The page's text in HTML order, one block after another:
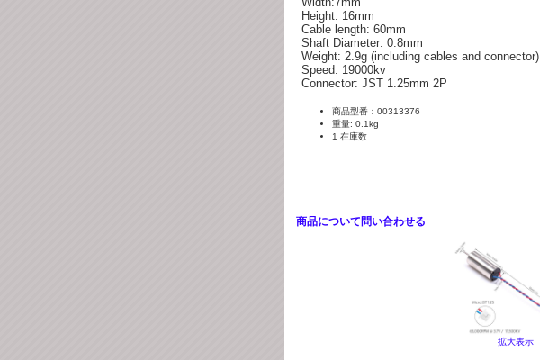
Height: 16mm
Cable length: 60mm
Shaft Diameter: 0.8mm
Weight: 2.9g (including cables and connector)
Speed: 19000kv
Connector: JST 1.25mm 2P
商品型番：00313376
重量: 0.1kg
1 在庫数
商品について問い合わせる
拡大表示